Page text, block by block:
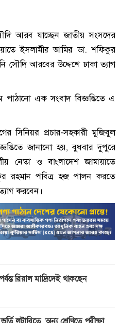
আরব যাচ্ছেন জাতীয় সংসদের
ইসলামীর আমির ডা. শফিকুর
সৌদি আরবের উদ্দেশে ঢাকা ত্যাগ
পাঠানো এক সংবাদ বিজ্ঞপ্তিতে এ
সিনিয়র প্রচার-সহকারী মুজিবুল
জানানো হয়, বুধবার দুপুরে
নেতা ও বাংলাদেশ জামায়াতে
রহমান পবিত্র হজ পালন করতে
করবেন।
রিয়াল মাদ্রিদেই থাকছেন